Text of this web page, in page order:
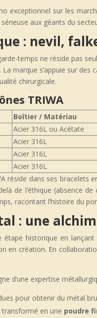
exceptionnel sur les
aux géants du
: nevil,
temps ne réside pas
La marque s’appuie sur des
chirurgicale.
TRIWA
Boîtier / Matériau
Acier 316L ou Acétate
Acier 316L
Acier 316L
Acier 316L
réside dans ses bracelets
de l’éthique (absence
racontant l’histoire du
: une
historique en lançant
en création. En
d’une expertise
pour obtenir du métal
transformé en une poudre